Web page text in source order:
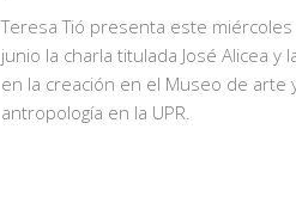
Teresa Tió presenta este
junio la charla titulada José Alicea y
en la creación en el Museo de arte
antropología en la UPR.